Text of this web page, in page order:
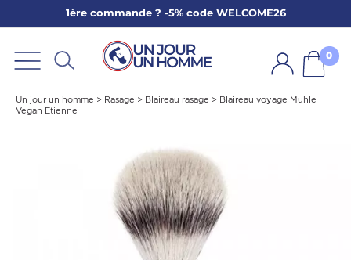
1ère commande ? -5% code WELCOME26
0
Un jour un homme > Rasage > Blaireau rasage > Blaireau voyage Muhle
Vegan Etienne